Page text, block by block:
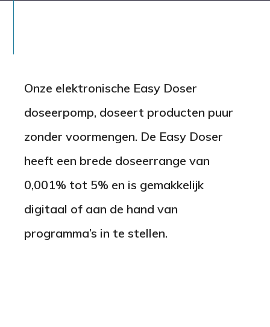
Contact
Vacatures
Nederlands English
Onze elektronische Easy Doser
doseerpomp, doseert producten puur
zonder voormengen. De Easy Doser
heeft een brede doseerrange van
0,001% tot 5% en is gemakkelijk
digitaal of aan de hand van
programma’s in te stellen.